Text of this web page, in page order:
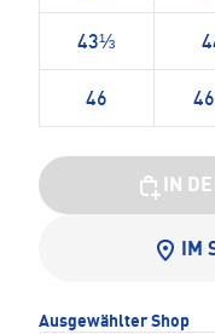
43⅓
46
IN
IM
Ausgewählter Shop